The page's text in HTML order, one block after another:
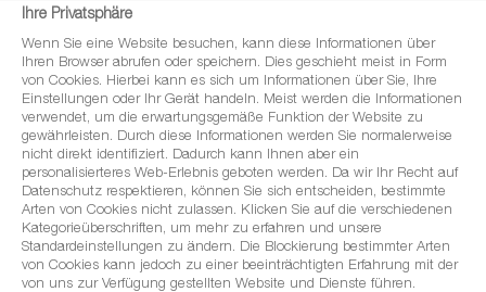
Ihre Privatsphäre
Wenn Sie eine Website besuchen, kann diese Informationen über
Ihren Browser abrufen oder speichern. Dies geschieht meist in Form
von Cookies. Hierbei kann es sich um Informationen über Sie, Ihre
Einstellungen oder Ihr Gerät handeln. Meist werden die Informationen
verwendet, um die erwartungsgemäße Funktion der Website zu
gewährleisten. Durch diese Informationen werden Sie normalerweise
nicht direkt identifiziert. Dadurch kann Ihnen aber ein
personalisierteres Web-Erlebnis geboten werden. Da wir Ihr Recht auf
Datenschutz respektieren, können Sie sich entscheiden, bestimmte
Arten von Cookies nicht zulassen. Klicken Sie auf die verschiedenen
Kategorieüberschriften, um mehr zu erfahren und unsere
Standardeinstellungen zu ändern. Die Blockierung bestimmter Arten
von Cookies kann jedoch zu einer beeinträchtigten Erfahrung mit der
von uns zur Verfügung gestellten Website und Dienste führen.